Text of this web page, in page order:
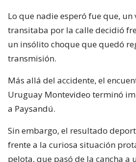
Lo que nadie esperó fue que, un
transitaba por la calle decidió
un insólito choque que quedó
transmisión.
Más allá del accidente, el
Uruguay Montevideo terminó
a Paysandú.
Sin embargo, el resultado
frente a la curiosa situación
pelota, que pasó de la cancha a